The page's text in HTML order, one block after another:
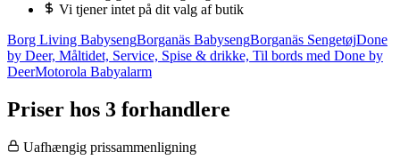
Vi tjener intet på dit valg af butik
Borg Living BabysengBorganäs BabysengBorganäs SengetøjDone
by Deer, Måltidet, Service, Spise & drikke, Til bords med Done by
DeerMotorola Babyalarm
Priser hos 3 forhandlere
Uafhængig prissammenligning